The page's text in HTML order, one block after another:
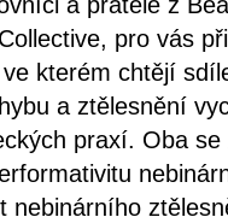
pro vás
kterém chtějí
a ztělesnění
praxí. Oba
nebinárního